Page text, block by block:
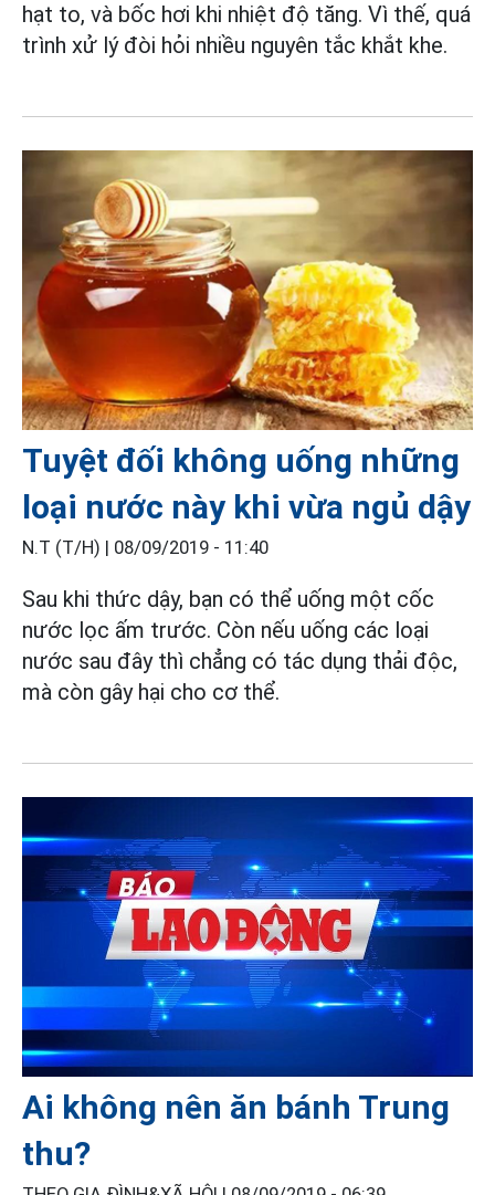
hạt to, và bốc hơi khi nhiệt độ tăng. Vì thế, quá
trình xử lý đòi hỏi nhiều nguyên tắc khắt khe.
Tuyệt đối không uống những
loại nước này khi vừa ngủ dậy
N.T (T/H) | 08/09/2019 - 11:40
Sau khi thức dậy, bạn có thể uống một cốc
nước lọc ấm trước. Còn nếu uống các loại
nước sau đây thì chẳng có tác dụng thải độc,
mà còn gây hại cho cơ thể.
Ai không nên ăn bánh Trung
thu?